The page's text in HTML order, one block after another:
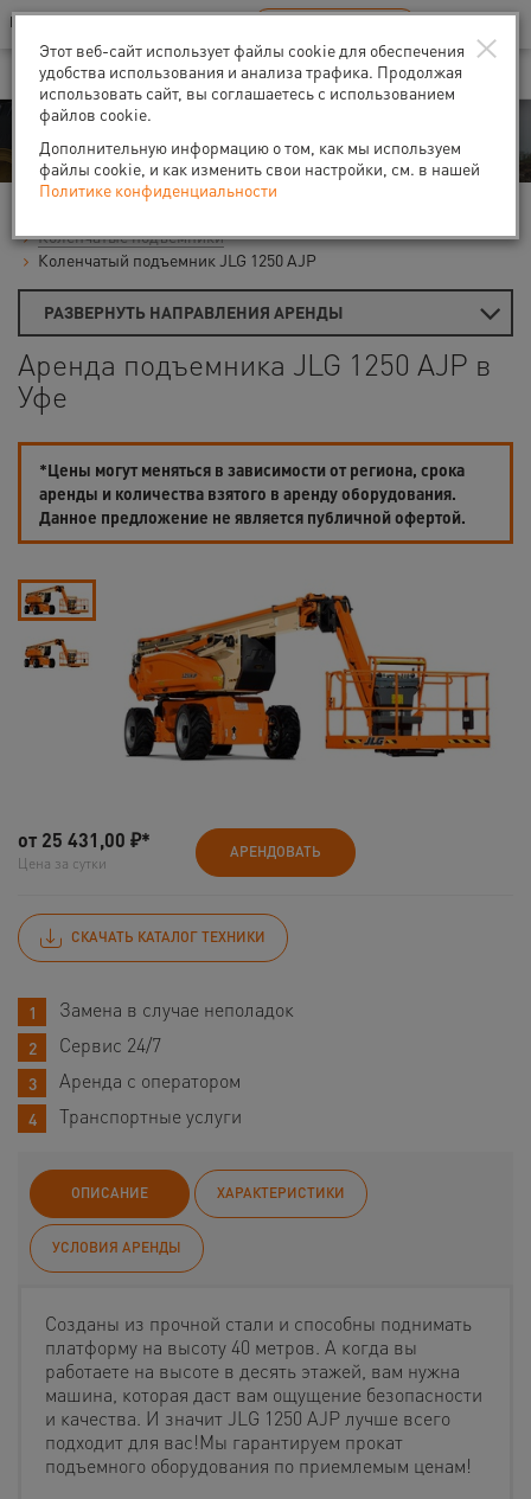
Ваш город:Уфа
В Вашем регионе нет наших офисов RU EN
Аренда
Коленчатые подъемники
Коленчатый подъемник JLG 1250 AJP
РАЗВЕРНУТЬ НАПРАВЛЕНИЯ АРЕНДЫ
Аренда подъемника JLG 1250 AJP в
Уфе
*Цены могут меняться в зависимости от региона, срока
аренды и количества взятого в аренду оборудования.
Данное предложение не является публичной офертой.
от 25 431,00 ₽*
Цена за сутки
АРЕНДОВАТЬ
СКАЧАТЬ КАТАЛОГ ТЕХНИКИ
Замена в случае неполадок
Сервис 24/7
Аренда с оператором
Транспортные услуги
ОПИСАНИЕ ХАРАКТЕРИСТИКИ
УСЛОВИЯ АРЕНДЫ
Созданы из прочной стали и способны поднимать
платформу на высоту 40 метров. А когда вы
работаете на высоте в десять этажей, вам нужна
машина, которая даст вам ощущение безопасности
и качества. И значит JLG 1250 AJP лучше всего
подходит для вас!Мы гарантируем прокат
подъемного оборудования по приемлемым ценам!
×
Этот веб-сайт использует файлы cookie для обеспечения
удобства использования и анализа трафика. Продолжая
использовать сайт, вы соглашаетесь с использованием
файлов cookie.
Дополнительную информацию о том, как мы используем
файлы cookie, и как изменить свои настройки, см. в нашей
Политике конфиденциальности